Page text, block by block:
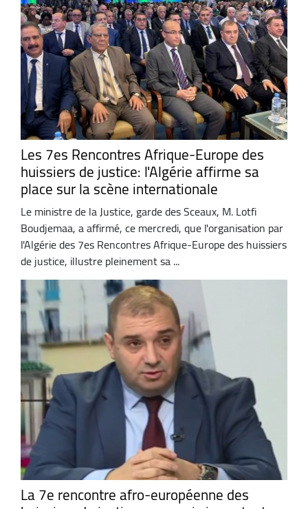
Les 7es Rencontres Afrique-Europe des
huissiers de justice: l'Algérie affirme sa
place sur la scène internationale
Le ministre de la Justice, garde des Sceaux, M. Lotfi
Boudjemaa, a affirmé, ce mercredi, que l'organisation par
l'Algérie des 7es Rencontres Afrique-Europe des huissiers
de justice, illustre pleinement sa ...
La 7e rencontre afro-européenne des